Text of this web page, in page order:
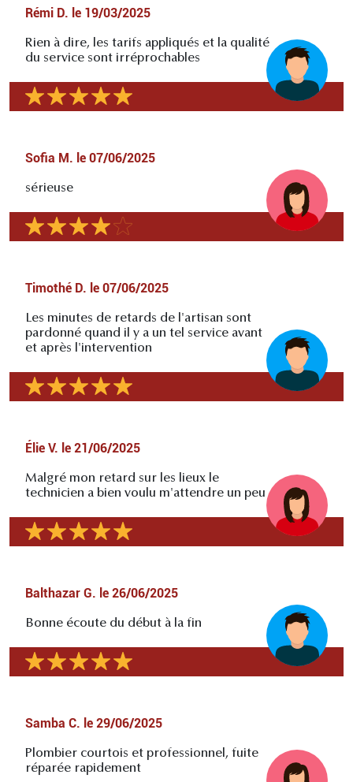
Rémi D. le 19/03/2025
Rien à dire, les tarifs appliqués et la qualité
du service sont irréprochables
Sofia M. le 07/06/2025
sérieuse
Timothé D. le 07/06/2025
Les minutes de retards de l'artisan sont
pardonné quand il y a un tel service avant
et après l'intervention
Élie V. le 21/06/2025
Malgré mon retard sur les lieux le
technicien a bien voulu m'attendre un peu
Balthazar G. le 26/06/2025
Bonne écoute du début à la fin
Samba C. le 29/06/2025
Plombier courtois et professionnel, fuite
réparée rapidement